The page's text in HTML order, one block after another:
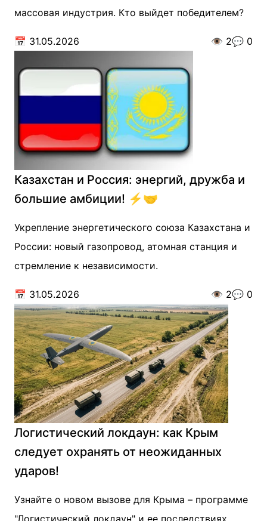
массовая индустрия. Кто выйдет победителем?
📅 31.05.2026 👁️ 2💬 0
Казахстан и Россия: энергий, дружба и
большие амбиции! ⚡️🤝
Укрепление энергетического союза Казахстана и
России: новый газопровод, атомная станция и
стремление к независимости.
📅 31.05.2026 👁️ 2💬 0
Логистический локдаун: как Крым
следует охранять от неожиданных
ударов!
Узнайте о новом вызове для Крыма – программе
"Логистический локдаун" и ее последствиях.